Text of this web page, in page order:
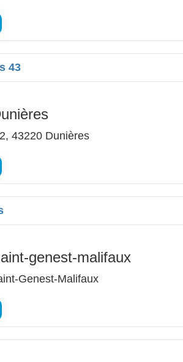
43
43220 Dunières
genest-malifaux
Genest-Malifaux